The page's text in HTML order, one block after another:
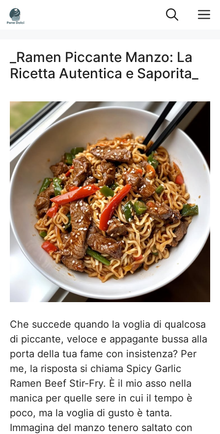
Vai
al
_Ramen Piccante Manzo: La
Ricetta Autentica e Saporita_
Che succede quando la voglia di qualcosa
di piccante, veloce e appagante bussa alla
porta della tua fame con insistenza? Per
me, la risposta si chiama Spicy Garlic
Ramen Beef Stir-Fry. È il mio asso nella
manica per quelle sere in cui il tempo è
poco, ma la voglia di gusto è tanta.
Immagina del manzo tenero saltato con